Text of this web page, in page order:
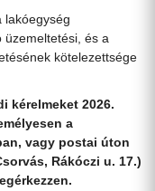
lakóegység
üzemeltetési, és a
kötelezettsége
kérelmeket 2026.
a
vagy postai úton
Rákóczi u. 17.)